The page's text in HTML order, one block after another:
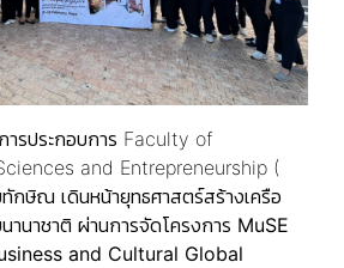
ารประกอบการ Faculty of
and Entrepreneurship (
กษิณ เดินหน้ายุทธศาสตร์สร้างเครือ
านาชาติ ผ่านการจัดโครงการ MuSE
and Cultural Global